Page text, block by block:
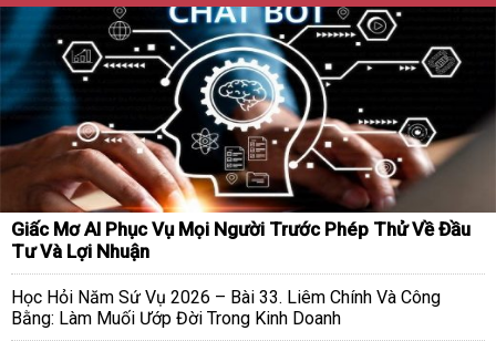
Giấc Mơ AI Phục Vụ Mọi Người Trước Phép Thử Về Đầu
Tư Và Lợi Nhuận
Học Hỏi Năm Sứ Vụ 2026 – Bài 33. Liêm Chính Và Công
Bằng: Làm Muối Ướp Đời Trong Kinh Doanh